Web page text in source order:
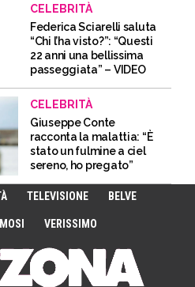
CELEBRITÀ
Federica Sciarelli saluta
“Chi l’ha visto?”: “Questi
22 anni una bellissima
passeggiata” – VIDEO
CELEBRITÀ
Giuseppe Conte
racconta la malattia: “È
stato un fulmine a ciel
sereno, ho pregato”
TELEVISIONE BELVE
VERISSIMO